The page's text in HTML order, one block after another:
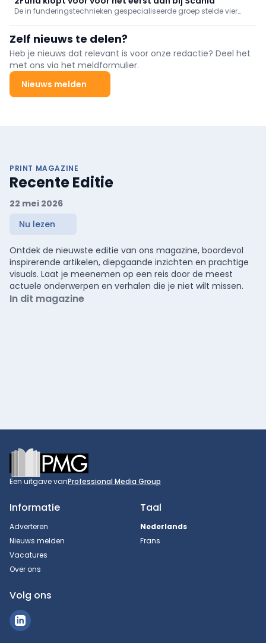
De in funderingstechnieken gespecialiseerde groep stelde vier
geworden is in de bouwsector.
Zelf nieuws te delen?
Heb je nieuws dat relevant is voor onze redactie? Deel het
met ons via het meldformulier.
Nieuws melden
PRINT MAGAZINE
Recente Editie
22 mei 2026
Nu lezen
Ontdek de nieuwste editie van ons magazine, boordevol
inspirerende artikelen, diepgaande inzichten en prachtige
visuals. Laat je meenemen op een reis door de meest
actuele onderwerpen en verhalen die je niet wilt missen.
In dit magazine
Footer
Een uitgave vanProfessional Media Group
Informatie
Adverteren
Nieuws melden
Vacatures
Over ons
Taal
Nederlands
Frans
Volg ons